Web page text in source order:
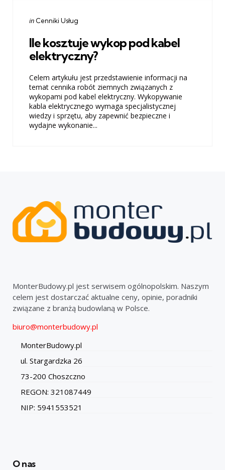
Categories
Posted
in Cenniki Usług
Ile kosztuje wykop pod kabel
elektryczny?
Celem artykułu jest przedstawienie informacji na
temat cennika robót ziemnych związanych z
wykopami pod kabel elektryczny. Wykopywanie
kabla elektrycznego wymaga specjalistycznej
wiedzy i sprzętu, aby zapewnić bezpieczne i
wydajne wykonanie...
MonterBudowy.pl jest serwisem ogólnopolskim. Naszym
celem jest dostarczać aktualne ceny, opinie, poradniki
związane z branżą budowlaną w Polsce.
biuro@monterbudowy.pl
MonterBudowy.pl
ul. Stargardzka 26
73-200 Choszczno
REGON: 321087449
NIP: 5941553521
O nas